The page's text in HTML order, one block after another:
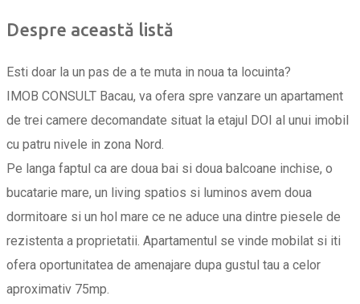
Despre această listă
Esti doar la un pas de a te muta in noua ta locuinta?
IMOB CONSULT Bacau, va ofera spre vanzare un apartament
de trei camere decomandate situat la etajul DOI al unui imobil
cu patru nivele in zona Nord.
Pe langa faptul ca are doua bai si doua balcoane inchise, o
bucatarie mare, un living spatios si luminos avem doua
dormitoare si un hol mare ce ne aduce una dintre piesele de
rezistenta a proprietatii. Apartamentul se vinde mobilat si iti
ofera oportunitatea de amenajare dupa gustul tau a celor
aproximativ 75mp.